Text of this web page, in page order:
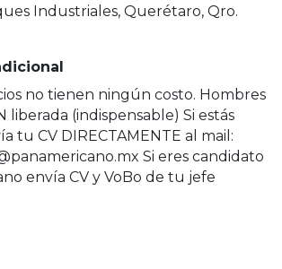
Industriales, Querétaro, Qro.
no tienen ningún costo. Hombres
liberada (indispensable) Si estás
tu CV DIRECTAMENTE al mail:
Si eres candidato
envía CV y VoBo de tu jefe